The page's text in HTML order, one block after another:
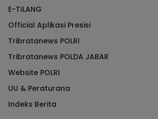
E-TILANG
Official Aplikasi Presisi
Tribratanews POLRI
Tribratanews POLDA JABAR
Website POLRI
UU & Peraturana
Indeks Berita